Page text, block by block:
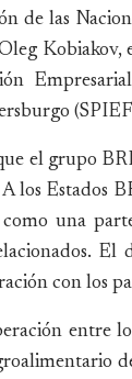
de las
el grupo
los Estados
una
con los
entre